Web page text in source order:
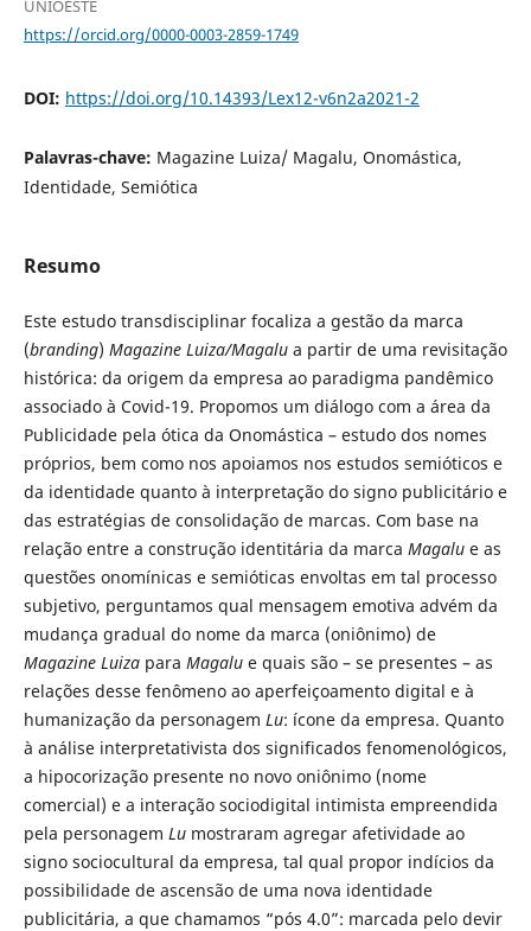
UNIOESTE
https://orcid.org/0000-0003-2859-1749
DOI: https://doi.org/10.14393/Lex12-v6n2a2021-2
Palavras-chave: Magazine Luiza/ Magalu, Onomástica,
Identidade, Semiótica
Resumo
Este estudo transdisciplinar focaliza a gestão da marca
(branding) Magazine Luiza/Magalua partir de uma revisitação
histórica: da origem da empresa ao paradigma pandêmico
associado à Covid-19. Propomos um diálogo com a área da
Publicidade pela ótica da Onomástica – estudo dos nomes
próprios, bem como nos apoiamos nos estudos semióticos e
da identidade quanto à interpretação do signo publicitário e
das estratégias de consolidação de marcas. Com base na
relação entre a construção identitária da marca Magalue as
questões onomínicas e semióticas envoltas em tal processo
subjetivo, perguntamos qual mensagem emotiva advém da
mudança gradual do nome da marca (oniônimo) de
Magazine Luizapara Magalue quais são – se presentes – as
relações desse fenômeno ao aperfeiçoamento digital e à
humanização da personagem Lu: ícone da empresa. Quanto
à análise interpretativista dos significados fenomenológicos,
a hipocorização presente no novo oniônimo (nome
comercial) e a interação sociodigital intimista empreendida
pela personagem Lu mostraram agregar afetividade ao
signo sociocultural da empresa, tal qual propor indícios da
possibilidade de ascensão de uma nova identidade
publicitária, a que chamamos “pós 4.0”: marcada pelo devir